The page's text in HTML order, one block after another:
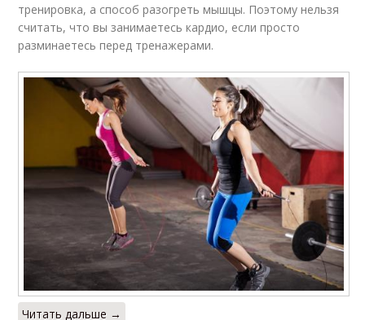
тренировка, а способ разогреть мышцы. Поэтому нельзя
считать, что вы занимаетесь кардио, если просто
разминаетесь перед тренажерами.
Читать дальше →